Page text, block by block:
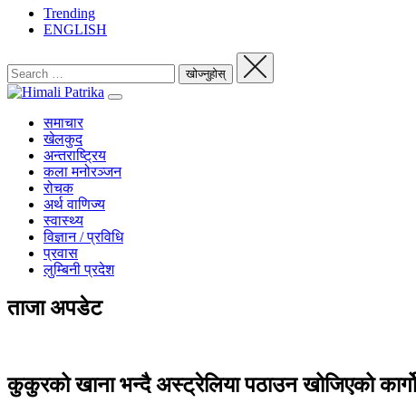
Trending
ENGLISH
समाचार
खेलकुद
अन्तराष्ट्रिय
कला मनोरञ्जन
रोचक
अर्थ वाणिज्य
स्वास्थ्य
विज्ञान / प्रविधि
प्रवास
लुम्बिनी प्रदेश
ताजा अपडेट
कुकुरको खाना भन्दै अस्ट्रेलिया पठाउन खोजिएको